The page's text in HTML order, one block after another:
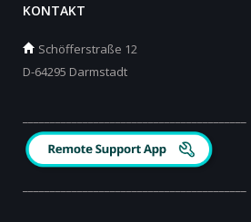
KONTAKT
Schöfferstraße 12
D-64295 Darmstadt